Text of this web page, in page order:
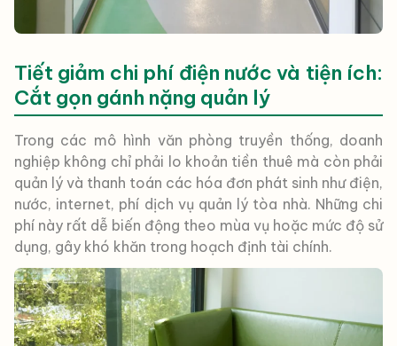
Tiết giảm chi phí điện nước và tiện ích:
Cắt gọn gánh nặng quản lý
Trong các mô hình văn phòng truyền thống, doanh
nghiệp không chỉ phải lo khoản tiền thuê mà còn phải
quản lý và thanh toán các hóa đơn phát sinh như điện,
nước, internet, phí dịch vụ quản lý tòa nhà. Những chi
phí này rất dễ biến động theo mùa vụ hoặc mức độ sử
dụng, gây khó khăn trong hoạch định tài chính.